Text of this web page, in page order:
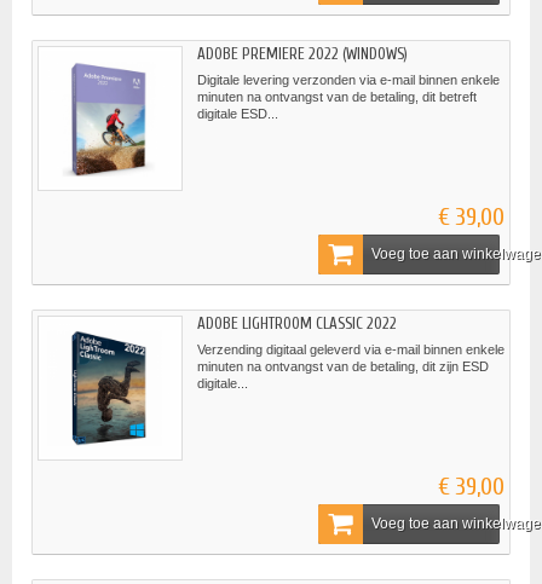
ADOBE PREMIERE 2022 (WINDOWS)
Digitale levering verzonden via e-mail binnen enkele
minuten na ontvangst van de betaling, dit betreft
digitale ESD...
€ 39,00
Voeg toe aan
ADOBE LIGHTROOM CLASSIC 2022
Verzending digitaal geleverd via e-mail binnen enkele
minuten na ontvangst van de betaling, dit zijn ESD
digitale...
€ 39,00
Voeg toe aan